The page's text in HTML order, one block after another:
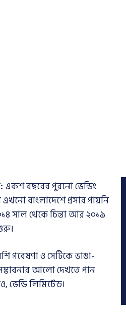
একশ বছরের পুরনো ভেন্ডিং
বাংলাদেশে প্রসার পায়নি
সাল থেকে চিন্তা আর ২০১৯
গবেষণা ও সেটিকে ভাঙা-
আলো দেখতে পান
ভেন্ডি লিমিটেড।